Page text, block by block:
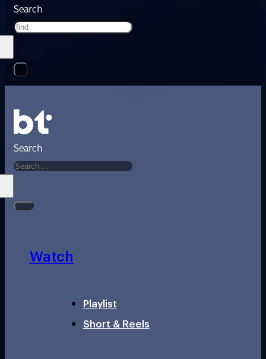
Search
Search
Watch
Playlist
Short & Reels